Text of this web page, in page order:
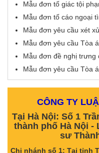
Mẫu đơn tố giác tội
Mẫu đơn tố cáo ngoại
Mẫu đơn yêu cầu xét
Mẫu đơn yêu cầu Tòa
Mẫu đơn đề nghị trưng
Mẫu đơn yêu cầu Tòa
CÔNG TY
Tại Hà Nội: Số 1
thành phố Hà Nội -
sư
Chi nhánh số 1: Tại tỉnh